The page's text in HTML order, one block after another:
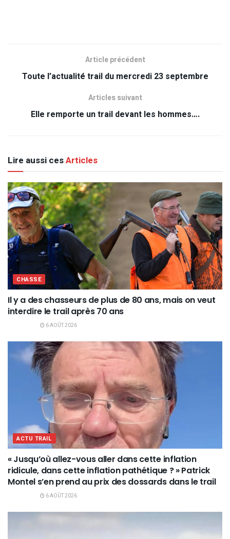
Article précédent
Toute l’actualité trail du mercredi 23 septembre
Articles suivant
Elle remporte un trail devant les hommes….
Lire aussi cesArticles
CHASSE
Il y a des chasseurs de plus de 80 ans, mais on veut
interdire le trail après 70 ans
6 AOÛT 2026
ACTU TRAIL
« Jusqu’où allez-vous aller dans cette inflation
ridicule, dans cette inflation pathétique ? » Patrick
Montel s’en prend au prix des dossards dans le trail
6 AOÛT 2026